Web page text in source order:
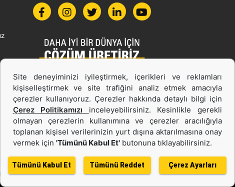
İş Makinası ve Güç Sistemleri
İkinci el ve Kiralama
Bölge Değiştir
Site deneyiminizi iyileştirmek, içerikleri ve reklamları
kişiselleştirmek ve site trafiğini analiz etmek amacıyla
çerezler kullanıyoruz. Çerezler hakkında detaylı bilgi için
Çerez Politikamızı inceleyebilirsiniz. Kesinlikle gerekli
olmayan çerezlerin kullanımına ve çerezler aracılığıyla
toplanan kişisel verilerinizin yurt dışına aktarılmasına onay
vermek için 'Tümünü Kabul Et'butonuna tıklayabilirsiniz.
Tümünü Kabul Et Tümünü Reddet Çerez Ayarları